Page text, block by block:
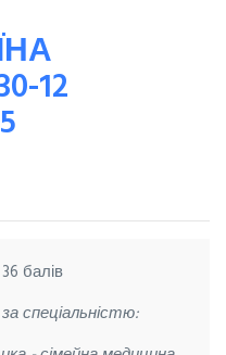
12
балів
спеціальністю: